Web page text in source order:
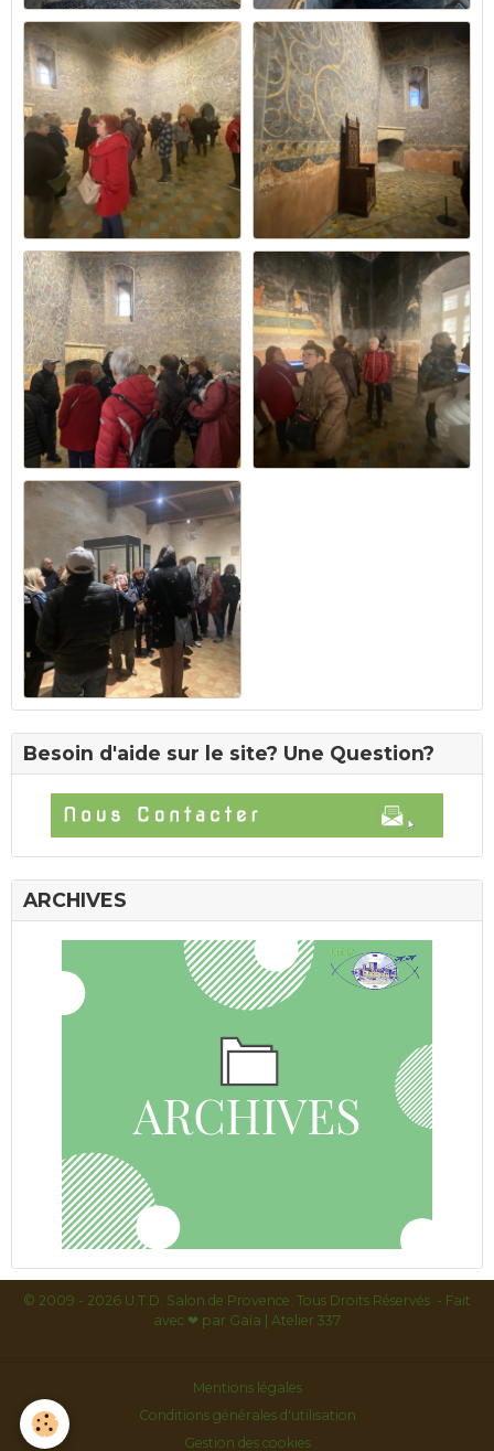
Besoin d'aide sur le site? Une Question?
ARCHIVES
© 2009 - 2026 U.T.D. Salon de Provence. Tous Droits Réservés - Fait
avec ❤ par Gaïa | Atelier 337
Mentions légales
Conditions générales d'utilisation
Gestion des cookies